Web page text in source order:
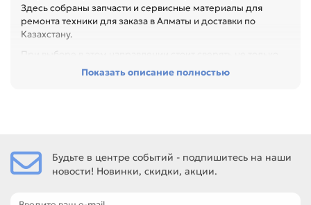
Здесь собраны запчасти и сервисные материалы для
ремонта техники для заказа в Алматы и доставки по
Казахстану.
При выборе в этом направлении стоит сверять не только
название товара, но и технические параметры в карточке.
Среди товаров этого направления есть, например: Резинка
ролика подачи бумаги для RICOH SP-100, Комплект
AF03-1090 / AF03-2090 / AF030090 / AF031090 /
Показать описание полностью
Будьте в центре событий - подпишитесь на наши
новости! Новинки, скидки, акции.